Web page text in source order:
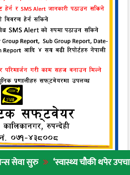
‘स्वास्थ्य चौकी थपेर उपचार गर्नुभन्दा